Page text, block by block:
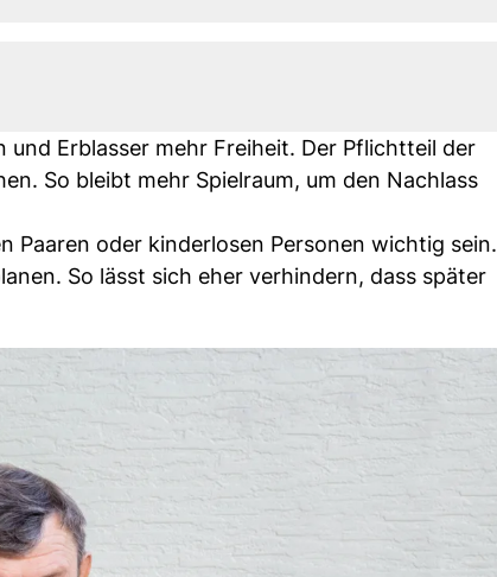
Erblasser mehr Freiheit. Der Pflichtteil der
So bleibt mehr Spielraum, um den Nachlass
Paaren oder kinderlosen Personen wichtig sein.
So lässt sich eher verhindern, dass später